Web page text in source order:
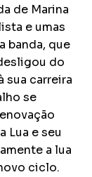
de Marina
e umas
banda, que
do
sua carreira
se
Lua e seu
a lua
ciclo.